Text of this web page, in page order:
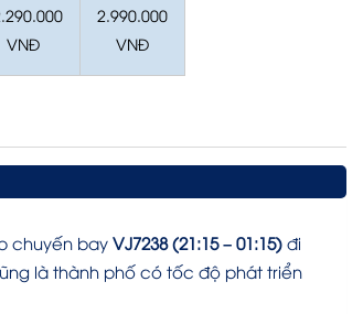
VNĐ
2.990.000
VNĐ
chuyến bayVJ7238 (21:15 – 01:15) đi
là thành phố có tốc độ phát triển